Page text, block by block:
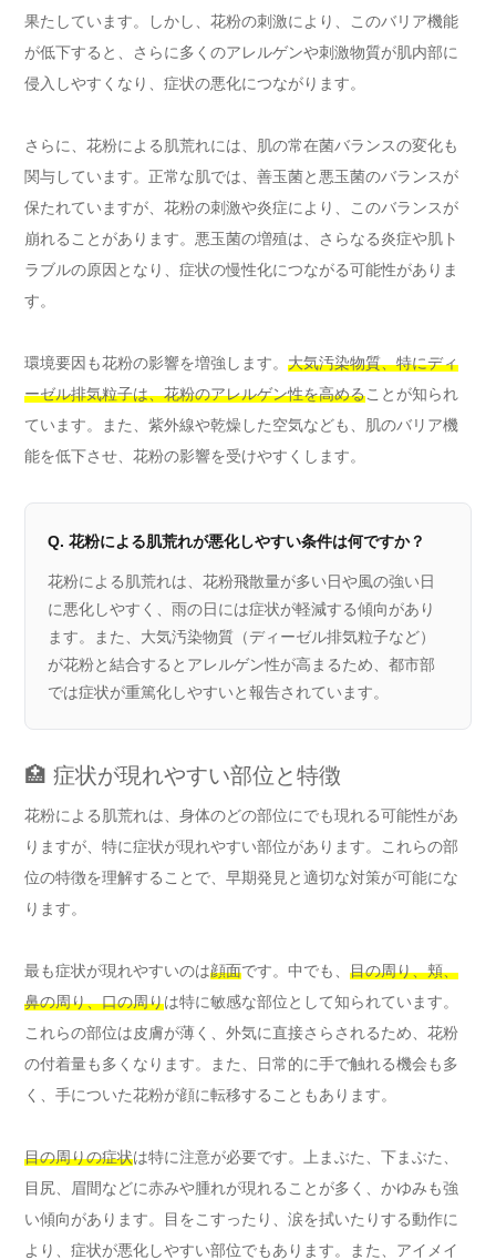
果たしています。しかし、花粉の刺激により、このバリア機能
が低下すると、さらに多くのアレルゲンや刺激物質が肌内部に
侵入しやすくなり、症状の悪化につながります。
さらに、花粉による肌荒れには、肌の常在菌バランスの変化も
関与しています。正常な肌では、善玉菌と悪玉菌のバランスが
保たれていますが、花粉の刺激や炎症により、このバランスが
崩れることがあります。悪玉菌の増殖は、さらなる炎症や肌ト
ラブルの原因となり、症状の慢性化につながる可能性がありま
す。
環境要因も花粉の影響を増強します。 大気汚染物質、特にディ
ーゼル排気粒子は、花粉のアレルゲン性を高めることが知られ
ています。また、紫外線や乾燥した空気なども、肌のバリア機
能を低下させ、花粉の影響を受けやすくします。
Q. 花粉による肌荒れが悪化しやすい条件は何ですか？
花粉による肌荒れは、花粉飛散量が多い日や風の強い日
に悪化しやすく、雨の日には症状が軽減する傾向があり
ます。また、大気汚染物質（ディーゼル排気粒子など）
が花粉と結合するとアレルゲン性が高まるため、都市部
では症状が重篤化しやすいと報告されています。
🏥 症状が現れやすい部位と特徴
花粉による肌荒れは、身体のどの部位にでも現れる可能性があ
りますが、特に症状が現れやすい部位があります。これらの部
位の特徴を理解することで、早期発見と適切な対策が可能にな
ります。
最も症状が現れやすいのは顔面です。中でも、 目の周り、頬、
鼻の周り、口の周りは特に敏感な部位として知られています。
これらの部位は皮膚が薄く、外気に直接さらされるため、花粉
の付着量も多くなります。また、日常的に手で触れる機会も多
く、手についた花粉が顔に転移することもあります。
目の周りの症状は特に注意が必要です。上まぶた、下まぶた、
目尻、眉間などに赤みや腫れが現れることが多く、かゆみも強
い傾向があります。目をこすったり、涙を拭いたりする動作に
より、症状が悪化しやすい部位でもあります。また、アイメイ